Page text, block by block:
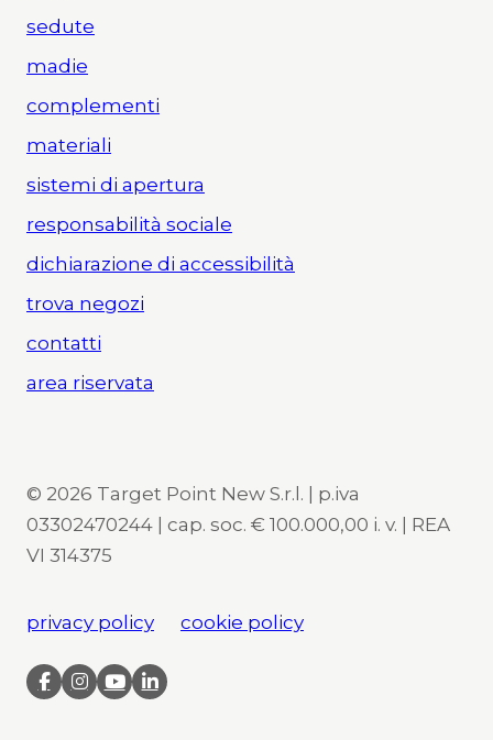
sedute
madie
complementi
materiali
sistemi di apertura
responsabilità sociale
dichiarazione di accessibilità
trova negozi
contatti
area riservata
© 2026 Target Point New S.r.l. | p.iva
03302470244 | cap. soc. € 100.000,00 i. v. | REA
VI 314375
privacy policy cookie policy